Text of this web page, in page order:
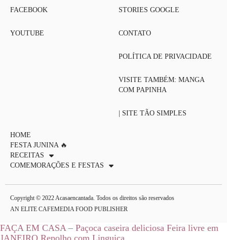
FACEBOOK
YOUTUBE
STORIES GOOGLE
CONTATO
POLÍTICA DE PRIVACIDADE
VISITE TAMBÉM: MANGA
COM PAPINHA
| SITE TÃO SIMPLES
HOME
FESTA JUNINA 🔥
RECEITAS
COMEMORAÇÕES E FESTAS
Copyright © 2022 Acasaencantada. Todos os direitos são reservados
AN ELITE CAFEMEDIA FOOD PUBLISHER
FAÇA EM CASA – Paçoca caseira deliciosa Feira livre em
JANEIRO Repolho com Linguiça